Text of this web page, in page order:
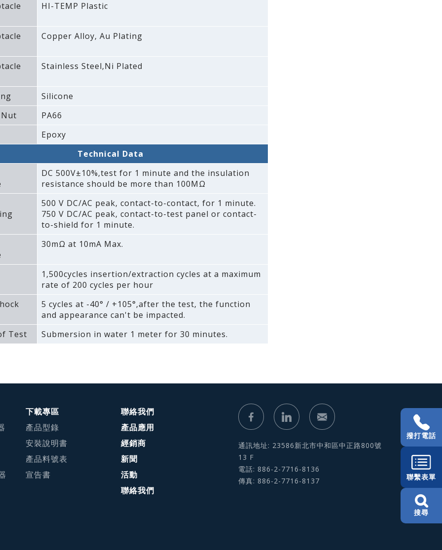
HI-TEMP Plastic
Copper Alloy‚ Au Plating
Stainless Steel‚Ni Plated
Silicone
Nut
PA66
Epoxy
Technical Data
DC 500V±10%‚test for 1 minute and the insulation
resistance should be more than 100MΩ
500 V DC/AC peak‚ contact-to-contact‚ for 1 minute.
750 V DC/AC peak‚ contact-to-test panel or contact-
to-shield for 1 minute.
30mΩ at 10mA Max.
1‚500cycles insertion/extraction cycles at a maximum
rate of 200 cycles per hour
5 cycles at -40° / +105°‚after the test‚ the function
and appearance can't be impacted.
Test
Submersion in water 1 meter for 30 minutes.
下載專區
產品型錄
安裝說明書
產品料號表
宣告書
聯絡我們
產品應用
經銷商
新聞
活動
聯絡我們
通訊地址: 23586新北市中和區中正路800號
13 F
電話: 886-2-7716-8136
傳真: 886-2-7716-8137
撥打電話
聯繫表單
搜尋